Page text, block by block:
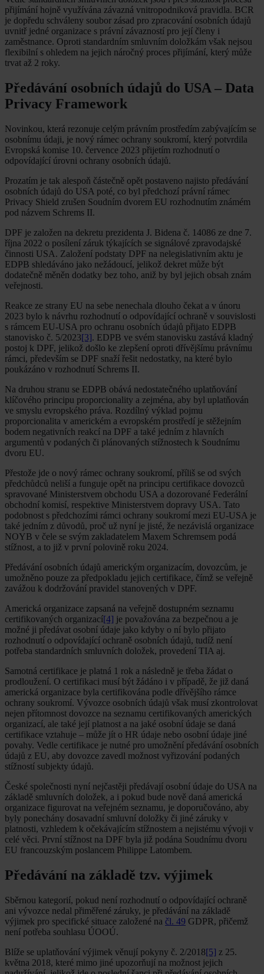
přijímání hojně využívána závazná vnitropodniková pravidla. BCR
je dopředu schváleny soubor zásad pro zpracování osobních údajů
uvnitř jedné organizace s právní závazností pro její členy i
zaměstnance. Oproti standardním smluvním doložkám však nejsou
flexibilní s ohledem na jejich náročný proces přijímání, který může
trvat až 2 roky.
Předávání osobních údajů do USA – Data
Privacy Framework
Novinkou, která rezonuje celým právním prostředím zabývajícím se
osobnímu údaji, je nový rámec ochrany soukromí, který potvrdila
Evropská komise 10. července 2023 přijetím rozhodnutí o
odpovídající úrovni ochrany osobních údajů.
Prozatím je tak alespoň částečně opět postaveno najisto předávání
osobních údajů do USA poté, co byl předchozí právní rámec
Privacy Shield zrušen Soudním dvorem EU rozhodnutím známém
pod názvem Schrems II.
DPF je založen na dekretu prezidenta J. Bidena č. 14086 ze dne 7.
října 2022 o posílení záruk týkajících se signálové zpravodajské
činnosti USA. Založení podstaty DPF na nelegislativním aktu je
EDPB shledáváno jako nežádoucí, jelikož dekret může být
dodatečně měněn dodatky bez toho, aniž by byl jejich obsah znám
veřejnosti.
Reakce ze strany EU na sebe nenechala dlouho čekat a v únoru
2023 bylo k návrhu rozhodnutí o odpovídající ochraně v souvislosti
s rámcem EU-USA pro ochranu osobních údajů přijato EDPB
stanovisko č. 5/2023[3]. EDPB ve svém stanovisku zastává kladný
postoj k DPF, jelikož došlo ke zlepšení oproti dřívějšímu právnímu
rámci, především se DPF snaží řešit nedostatky, na které bylo
poukázáno v rozhodnutí Schrems II.
Na druhou stranu se EDPB obává nedostatečného uplatňování
klíčového principu proporcionality a zejména, aby byl uplatňován
ve smyslu evropského práva. Rozdílný výklad pojmu
proporcionalita v americkém a evropském prostředí je stěžejním
bodem negativních reakcí na DPF a také jedním z hlavních
argumentů v podaných či plánovaných stížnostech k Soudnímu
dvoru EU.
Přestože jde o nový rámec ochrany soukromí, příliš se od svých
předchůdců neliší a funguje opět na principu certifikace dovozců
spravované Ministerstvem obchodu USA a dozorované Federální
obchodní komisí, respektive Ministerstvem dopravy USA. Tato
podobnost s předchozími rámci ochrany soukromí mezi EU-USA je
také jedním z důvodů, proč už nyní je jisté, že nezávislá organizace
NOYB v čele se svým zakladatelem Maxem Schremsem podá
stížnost, a to již v první polovině roku 2024.
Předávání osobních údajů americkým organizacím, dovozcům, je
umožněno pouze za předpokladu jejich certifikace, čímž se veřejně
zavážou k dodržování pravidel stanovených v DPF.
Americká organizace zapsaná na veřejně dostupném seznamu
certifikovaných organizací[4] je považována za bezpečnou a je
možné ji předávat osobní údaje jako kdyby o ní bylo přijato
rozhodnutí o odpovídající ochraně osobních údajů, tudíž není
potřeba standardních smluvních doložek, provedení TIA aj.
Samotná certifikace je platná 1 rok a následně je třeba žádat o
prodloužení. O certifikaci musí být žádáno i v případě, že již daná
americká organizace byla certifikována podle dřívějšího rámce
ochrany soukromí. Vývozce osobních údajů však musí zkontrolovat
nejen přítomnost dovozce na seznamu certifikovaných amerických
organizací, ale také její platnost a na jaké osobní údaje se daná
certifikace vztahuje – může jít o HR údaje nebo osobní údaje jiné
povahy. Vedle certifikace je nutné pro umožnění předávání osobních
údajů z EU, aby dovozce zavedl možnost vyřizování podaných
stížností subjekty údajů.
České společnosti nyní nejčastěji předávají osobní údaje do USA na
základě smluvních doložek, a i pokud bude nově daná americká
organizace figurovat na veřejném seznamu, je doporučováno, aby
byly ponechány dosavadní smluvní doložky či jiné záruky v
platnosti, vzhledem k očekávajícím stížnostem a nejistému vývoji v
celé věci. První stížnost na DPF byla již podána Soudnímu dvoru
EU francouzským poslancem Philippe Latombem.
Předávání na základě tzv. výjimek
Sběrnou kategorií, pokud není rozhodnutí o odpovídající ochraně
ani vývozce nedal přiměřené záruky, je předávání na základě
výjimek pro specifické situace založené na čl. 49 GDPR, přičemž
není potřeba souhlasu ÚOOÚ.
Blíže se uplatňování výjimek věnují pokyny č. 2/2018[5] z 25.
května 2018, které mimo jiné upozorňují na možnost jejich